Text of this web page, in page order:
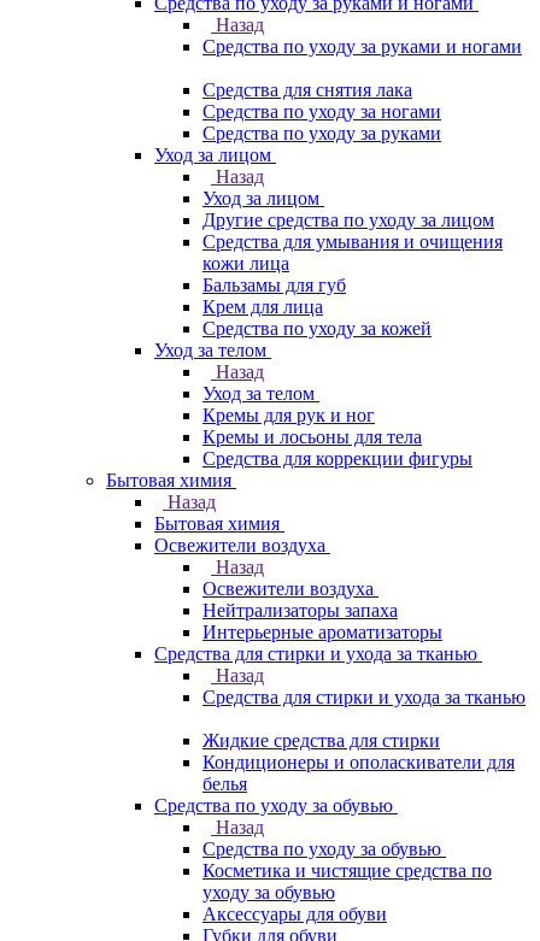
Назад
Средства по уходу за руками и ногами
Средства для снятия лака
Средства по уходу за ногами
Средства по уходу за руками
Уход за лицом
Назад
Уход за лицом
Другие средства по уходу за лицом
Средства для умывания и очищения
кожи лица
Бальзамы для губ
Крем для лица
Средства по уходу за кожей
Уход за телом
Назад
Уход за телом
Кремы для рук и ног
Кремы и лосьоны для тела
Средства для коррекции фигуры
Бытовая химия
Назад
Бытовая химия
Освежители воздуха
Назад
Освежители воздуха
Нейтрализаторы запаха
Интерьерные ароматизаторы
Средства для стирки и ухода за тканью
Назад
Средства для стирки и ухода за тканью
Жидкие средства для стирки
Кондиционеры и ополаскиватели для
белья
Средства по уходу за обувью
Назад
Средства по уходу за обувью
Косметика и чистящие средства по
уходу за обувью
Аксессуары для обуви
Губки для обуви